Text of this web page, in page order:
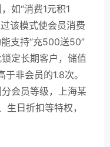
如“消费1元积1
该模式使会员消费
支持“充500送50”
定长期客户，储值
非会员的1.8次。
会员等级，上海某
日折扣等特权，